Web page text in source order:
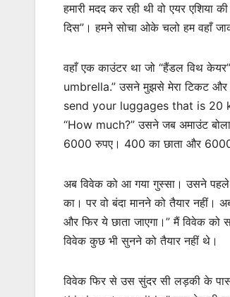
हमारी मदद कर रही थी वो एयर
दिस”। हमने सोचा ओके चलो हम वहाँ
वहाँ एक काउंटर था जो “हैंडल विथ
umbrella.” उसने मुझसे मेरा टिकट और
send your luggages that is 20
“How much?” उसने जब अमाउंट बोला
6000 रुपए। 400 का छाता और
अब विवेक को आ गया गुस्सा। उसने पहले
का। पर वो बंदा मानने को तैयार नहीं।
और फिर ये छाता जाएगा।” मैं विवेक को
विवेक कुछ भी सुनने को तैयार नहीं थे।
विवेक फिर से उस सुंदर सी लड़की के